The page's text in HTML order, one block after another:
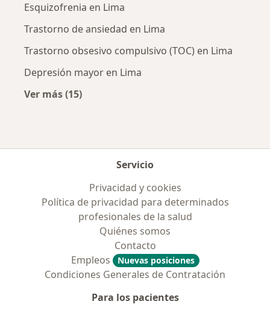
Esquizofrenia en Lima
Trastorno de ansiedad en Lima
Trastorno obsesivo compulsivo (TOC) en Lima
Depresión mayor en Lima
Ver más (15)
Servicio
Privacidad y cookies
Política de privacidad para determinados
profesionales de la salud
Quiénes somos
Contacto
Empleos
Nuevas posiciones
Condiciones Generales de Contratación
Para los pacientes